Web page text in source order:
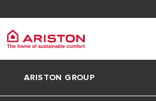
ARISTON GROUP